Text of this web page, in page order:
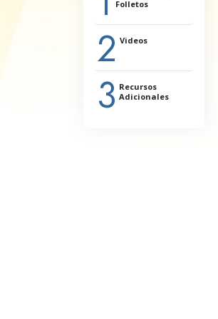
Folletos
2 Videos
3 Recursos
Adicionales